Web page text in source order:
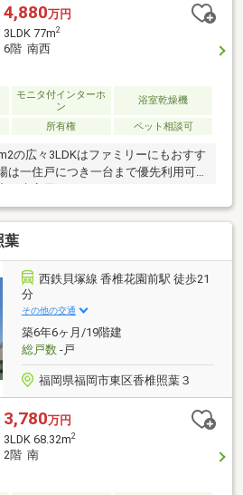
4,880万円
3LDK 77m2
6階 南西
モニタ付インターホ
ン
浴室乾燥機
所有権 ペット相談可
の広々3LDKはファミリーにもおすす
は一住戸につき一台まで優先利用可
に来客用コインパーキングありま
可能です！（一住戸二匹まで）○小中
圏内！子育てしやすい環境です！○
のサービスポーチは多様な用途で使
利です！○ ディスポーザーで生ゴミ
なキッチンライフを実現できます！
ング床暖房付きのため冬でも暖かく
辺には、「セブンイレブン」「まえ
アイランドシティ中央公園」などが
してます！
葉
西鉄貝塚線 香椎花園前駅 徒歩21
分
その他の交通
築6年6ヶ月/19階建
総戸数-戸
福岡県福岡市東区香椎照葉３
3,780万円
3LDK 68.32m2
2階 南